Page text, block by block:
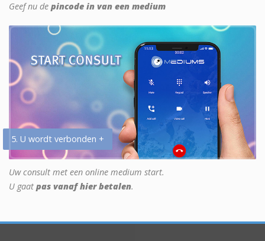
Geef nu de pincode in van een medium
5. U wordt verbonden +
Uw consult met een online medium start.
U gaat pas vanaf hier betalen.